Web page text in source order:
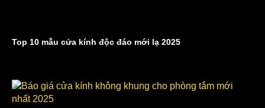
Top 10 mẫu cửa kính độc đáo mới lạ 2025